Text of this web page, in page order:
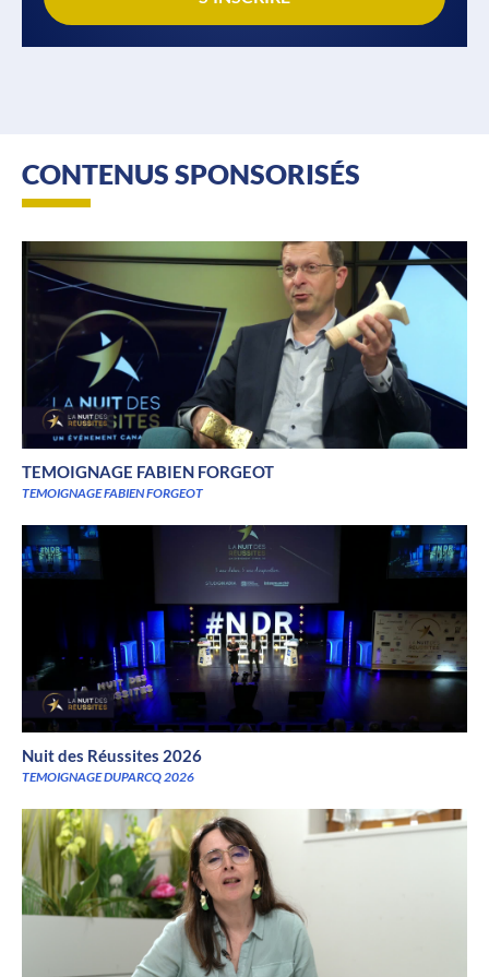
CONTENUS SPONSORISÉS
TEMOIGNAGE FABIEN FORGEOT
TEMOIGNAGE FABIEN FORGEOT
Nuit des Réussites 2026
TEMOIGNAGE DUPARCQ 2026